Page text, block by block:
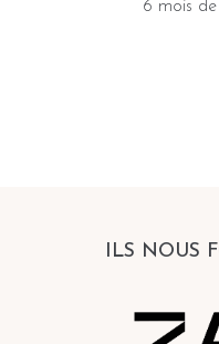
6 mois
ILS NOUS